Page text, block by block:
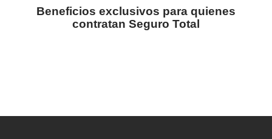
Beneficios exclusivos para quienes
contratan Seguro Total